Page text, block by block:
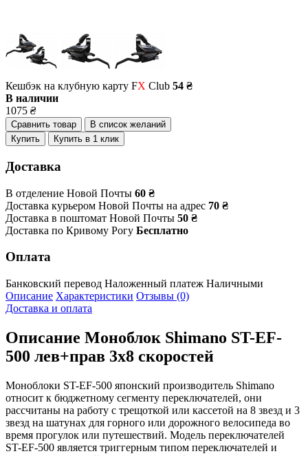
Кешбэк на клубную карту FX Club 54 ₴
В наличии
1075 ₴
Сравнить товар
В список желаний
Купить
Купить в 1 клик
Доставка
В отделение Новой Почты 60 ₴
Доставка курьером Новой Почты на адрес 70 ₴
Доставка в поштомат Новой Почты 50 ₴
Доставка по Кривому Рогу Бесплатно
Оплата
Банковский перевод Наложенный платеж Наличными
Описание Характеристики Отзывы (0)
Доставка и оплата
Описание Моноблок Shimano ST-EF-
500 лев+прав 3х8 скоростей
Моноблоки ST-EF-500 японский производитель Shimano
относит к бюджетному сегменту переключателей, они
рассчитаны на работу с трещоткой или кассетой на 8 звезд и 3
звезд на шатунах для горного или дорожного велосипеда во
время прогулок или путешествий. Модель переключателей
ST-EF-500 является триггерным типом переключателей и